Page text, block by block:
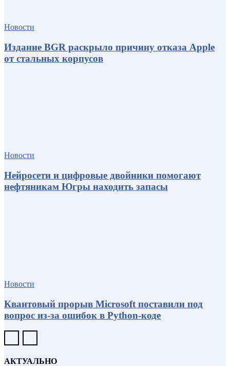
Новости
Издание BGR раскрыло причину отказа Apple
от стальных корпусов
Новости
Нейросети и цифровые двойники помогают
нефтяникам Югры находить запасы
Новости
Квантовый прорыв Microsoft поставили под
вопрос из-за ошибок в Python-коде
АКТУАЛЬНО